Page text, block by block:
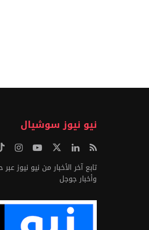
نيو نيوز سوشيال
تابع آخر الأخبار من نيو نيوز
وأخبار جوجل